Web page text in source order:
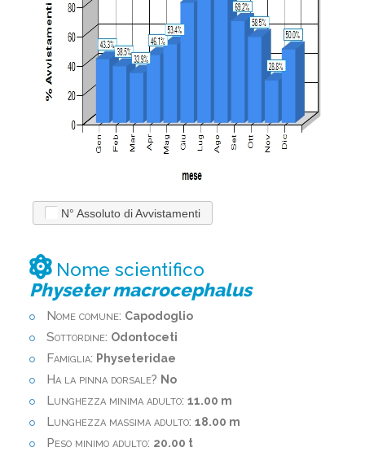
N° Assoluto di Avvistamenti
Nome scientifico
Physeter macrocephalus
Nome comune: Capodoglio
Sottordine: Odontoceti
Famiglia: Physeteridae
Ha la pinna dorsale? No
Lunghezza minima adulto: 11.00 m
Lunghezza massima adulto: 18.00 m
Peso minimo adulto: 20.00 t